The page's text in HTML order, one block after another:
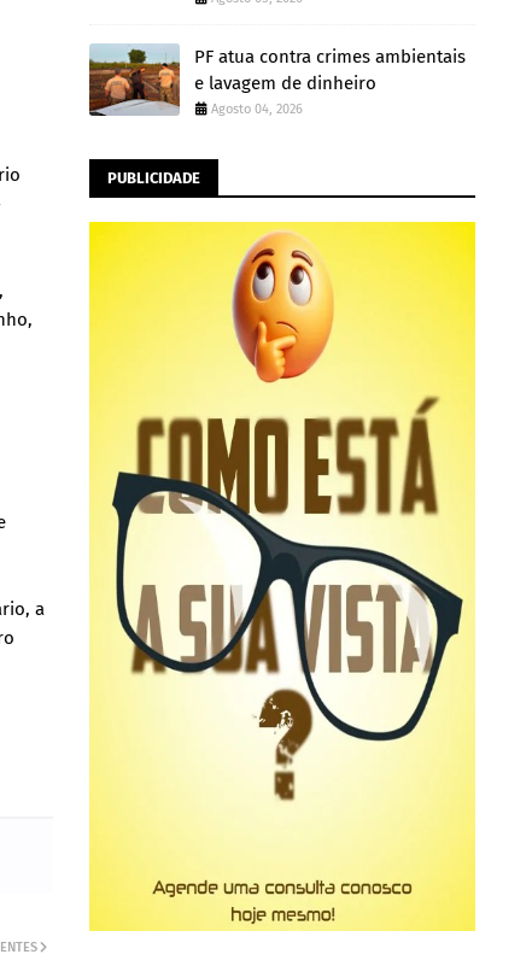
a
PF atua contra crimes ambientais
e lavagem de dinheiro
Agosto 04, 2026
PUBLICIDADE